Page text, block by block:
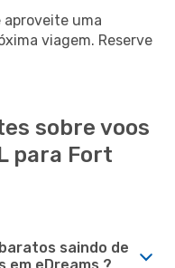
aproveite uma
viagem. Reserve
sobre voos
para Fort
saindo de